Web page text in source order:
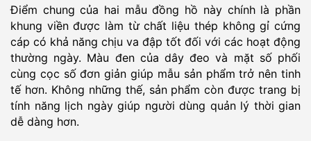
Điểm chung của hai mẫu đồng hồ này chính là phần
khung viền được làm từ chất liệu thép không gỉ cứng
cáp có khả năng chịu va đập tốt đối với các hoạt động
thường ngày. Màu đen của dây đeo và mặt số phối
cùng cọc số đơn giản giúp mẫu sản phẩm trở nên tinh
tế hơn. Không những thế, sản phẩm còn được trang bị
tính năng lịch ngày giúp người dùng quản lý thời gian
dễ dàng hơn.